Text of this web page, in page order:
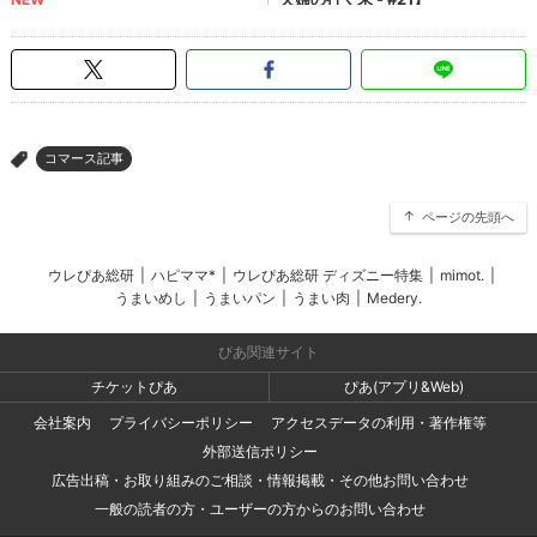
> コマース記事
ページの先頭へ
ウレぴあ総研 ハピママ* ウレぴあ総研 ディズニー特集 mimot.
うまいめし
うまいパン うまい肉 Medery.
ぴあ関連サイト
チケットぴあ
ぴあ(アプリ&Web)
会社案内
プライバシーポリシー
アクセスデータの利用・著作権等
外部送信ポリシー
広告出稿・お取り組みのご相談・情報掲載・その他お問い合わせ
一般の読者の方・ユーザーの方からのお問い合わせ